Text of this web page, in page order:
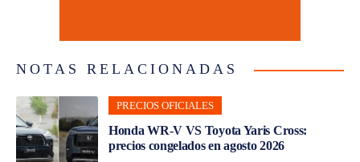
NOTAS RELACIONADAS
PRECIOS OFICIALES
Honda WR-V VS Toyota Yaris Cross:
precios congelados en agosto 2026